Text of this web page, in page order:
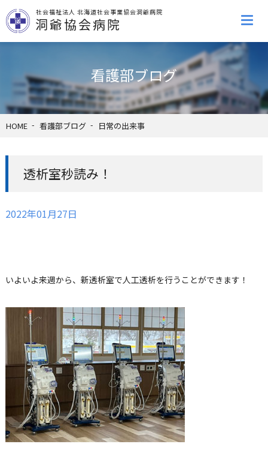
社会福祉法人 北海道社会事業協会洞爺病院
洞爺協会病院
看護部ブログ
HOME 看護部ブログ 日常の出来事
透析室秒読み！
2022年01月27日
いよいよ来週から、新透析室で人工透析を行うことができます！